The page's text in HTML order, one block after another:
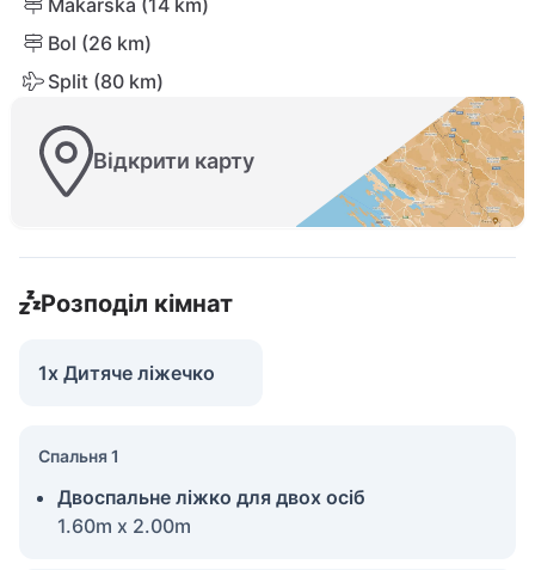
Makarska (14 km)
Bol (26 km)
Split (80 km)
Відкрити карту
Розподіл кімнат
1x Дитяче ліжечко
Спальня 1
Двоспальне ліжко для двох осіб
1.60m x 2.00m